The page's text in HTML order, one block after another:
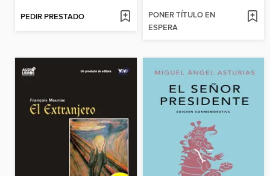
PEDIR PRESTADO
PONER TÍTULO EN
ESPERA